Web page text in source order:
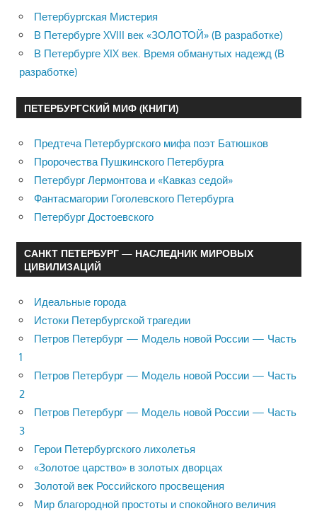
Петербургская Мистерия
В Петербурге XVIII век «ЗОЛОТОЙ» (В разработке)
В Петербурге XIX век. Время обманутых надежд (В
разработке)
ПЕТЕРБУРГСКИЙ МИФ (КНИГИ)
Предтеча Петербургского мифа поэт Батюшков
Пророчества Пушкинского Петербурга
Петербург Лермонтова и «Кавказ седой»
Фантасмагории Гоголевского Петербурга
Петербург Достоевского
САНКТ ПЕТЕРБУРГ — НАСЛЕДНИК МИРОВЫХ
ЦИВИЛИЗАЦИЙ
Идеальные города
Истоки Петербургской трагедии
Петров Петербург — Модель новой России — Часть
1
Петров Петербург — Модель новой России — Часть
2
Петров Петербург — Модель новой России — Часть
3
Герои Петербургского лихолетья
«Золотое царство» в золотых дворцах
Золотой век Российского просвещения
Мир благородной простоты и спокойного величия